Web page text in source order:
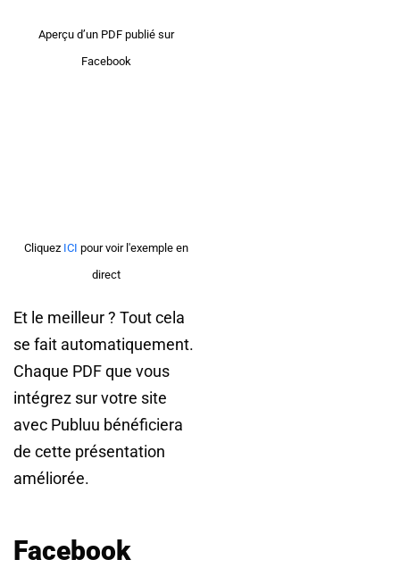
Aperçu d’un PDF publié sur
Facebook
Cliquez ICI pour voir l'exemple en
direct
Et le meilleur ? Tout cela
se fait automatiquement.
Chaque PDF que vous
intégrez sur votre site
avec Publuu bénéficiera
de cette présentation
améliorée.
Facebook